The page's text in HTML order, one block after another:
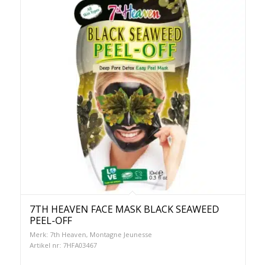
7TH HEAVEN FACE MASK BLACK SEAWEED
PEEL-OFF
Merk: 7th Heaven, Montagne Jeunesse
Artikel nr: 7HFA03467